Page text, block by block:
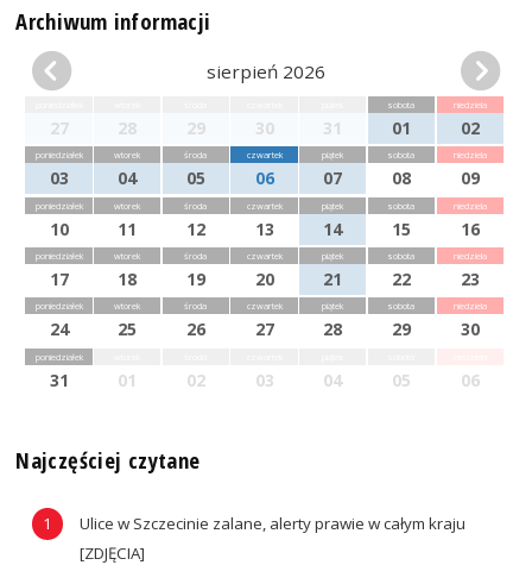
Archiwum informacji
sierpień 2026
27 28 29 30 31
sobota
01
niedziela
02
poniedziałek
03
wtorek
04
środa
05
czwartek
06
piątek
07
sobota
08
niedziela
09
poniedziałek
10
wtorek
11
środa
12
czwartek
13
piątek
14
sobota
15
niedziela
16
poniedziałek
17
wtorek
18
środa
19
czwartek
20
piątek
21
sobota
22
niedziela
23
poniedziałek
24
wtorek
25
środa
26
czwartek
27
piątek
28
sobota
29
niedziela
30
poniedziałek
31 01 02 03 04 05 06
Najczęściej czytane
Ulice w Szczecinie zalane, alerty prawie w całym kraju
[ZDJĘCIA]